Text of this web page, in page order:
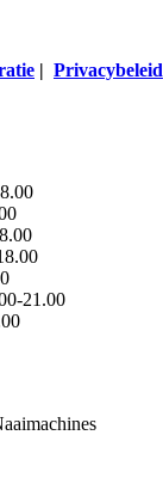
| Privacybeleid
21.00